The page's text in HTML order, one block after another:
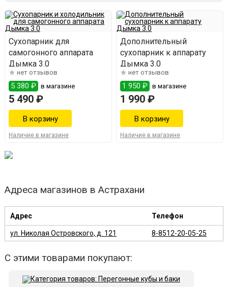
Сухопарник для
самогонного аппарата
Дымка 3.0
нет отзывов
5 380 ₽ в магазине
5 490 ₽
Наличие в магазине
Дополнительный
сухопарник к аппарату
Дымка 3.0
нет отзывов
1 950 ₽ в магазине
1 990 ₽
Наличие в магазине
Адреса магазинов в Астрахани
Адрес Телефон
ул. Николая Островского, д. 121 8-8512-20-05-25
С этими товарами покупают: